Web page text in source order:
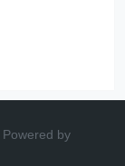
Powered by